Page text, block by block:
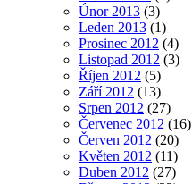
Únor 2013 (3)
Leden 2013 (1)
Prosinec 2012 (4)
Listopad 2012 (3)
Říjen 2012 (5)
Září 2012 (13)
Srpen 2012 (27)
Červenec 2012 (16)
Červen 2012 (20)
Květen 2012 (11)
Duben 2012 (27)